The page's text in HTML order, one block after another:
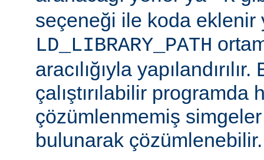
seçeneği ile koda eklenir
LD_LIBRARY_PATH
aracılığıyla
çalıştırılabilir programda
çözümlenmemiş
bulunarak çözümlenebilir.